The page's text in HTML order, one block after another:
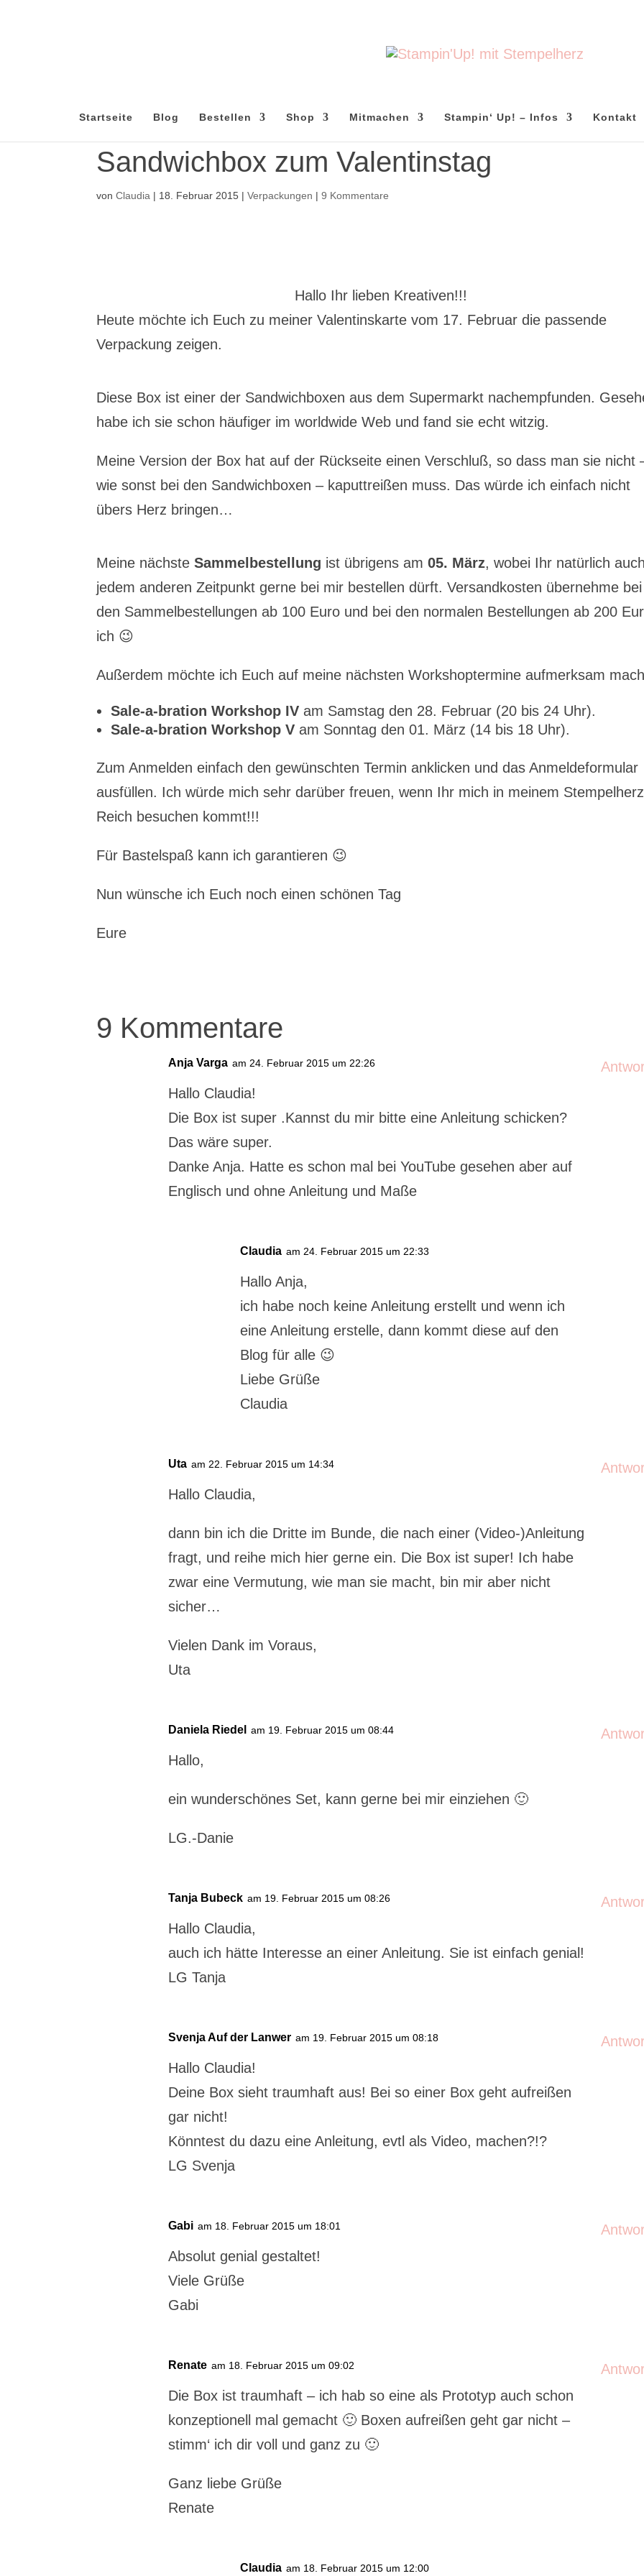
Startseite Blog Bestellen Shop Mitmachen Stampin‘ Up! – Infos Kontakt
Sandwichbox zum Valentinstag
vonClaudia | 18. Februar 2015 |Verpackungen |9 Kommentare
Hallo Ihr lieben Kreativen!!!
Heute möchte ich Euch zu meiner Valentinskarte vom 17. Februar die passende
Verpackung zeigen.
Diese Box ist einer der Sandwichboxen aus dem Supermarkt nachempfunden.
habe ich sie schon häufiger im worldwide Web und fand sie echt witzig.
Meine Version der Box hat auf der Rückseite einen Verschluß, so dass man sie nicht
wie sonst bei den Sandwichboxen – kaputtreißen muss. Das würde ich einfach nicht
übers Herz bringen…
Meine nächsteSammelbestellung ist übrigens am05. März, wobei Ihr natürlich
jedem anderen Zeitpunkt gerne bei mir bestellen dürft. Versandkosten übernehme bei
den Sammelbestellungen ab 100 Euro und bei den normalen Bestellungen ab 200
ich 😉
Außerdem möchte ich Euch auf meine nächsten Workshoptermine aufmerksam
Sale-a-bration Workshop IV am Samstag den 28. Februar (20 bis 24 Uhr).
Sale-a-bration Workshop V am Sonntag den 01. März (14 bis 18 Uhr).
Zum Anmelden einfach den gewünschten Termin anklicken und das Anmeldeformular
ausfüllen. Ich würde mich sehr darüber freuen, wenn Ihr mich in meinem
Reich besuchen kommt!!!
Für Bastelspaß kann ich garantieren 😉
Nun wünsche ich Euch noch einen schönen Tag
Eure
9 Kommentare
Anja Varga am 24. Februar 2015 um 22:26
Hallo Claudia!
Die Box ist super .Kannst du mir bitte eine Anleitung schicken?
Das wäre super.
Danke Anja. Hatte es schon mal bei YouTube gesehen aber auf
Englisch und ohne Anleitung und Maße
Claudia am 24. Februar 2015 um 22:33
Hallo Anja,
ich habe noch keine Anleitung erstellt und wenn ich
eine Anleitung erstelle, dann kommt diese auf den
Blog für alle 😉
Liebe Grüße
Claudia
Uta am 22. Februar 2015 um 14:34
Hallo Claudia,
dann bin ich die Dritte im Bunde, die nach einer (Video-)Anleitung
fragt, und reihe mich hier gerne ein. Die Box ist super! Ich habe
zwar eine Vermutung, wie man sie macht, bin mir aber nicht
sicher…
Vielen Dank im Voraus,
Uta
Daniela Riedel am 19. Februar 2015 um 08:44
Hallo,
ein wunderschönes Set, kann gerne bei mir einziehen 🙂
LG.-Danie
Tanja Bubeck am 19. Februar 2015 um 08:26
Hallo Claudia,
auch ich hätte Interesse an einer Anleitung. Sie ist einfach genial!
LG Tanja
Svenja Auf der Lanwer am 19. Februar 2015 um 08:18
Hallo Claudia!
Deine Box sieht traumhaft aus! Bei so einer Box geht aufreißen
gar nicht!
Könntest du dazu eine Anleitung, evtl als Video, machen?!?
LG Svenja
Gabi am 18. Februar 2015 um 18:01
Absolut genial gestaltet!
Viele Grüße
Gabi
Renate am 18. Februar 2015 um 09:02
Die Box ist traumhaft – ich hab so eine als Prototyp auch schon
konzeptionell mal gemacht 🙂 Boxen aufreißen geht gar nicht –
stimm‘ ich dir voll und ganz zu 🙂
Ganz liebe Grüße
Renate
Claudia am 18. Februar 2015 um 12:00